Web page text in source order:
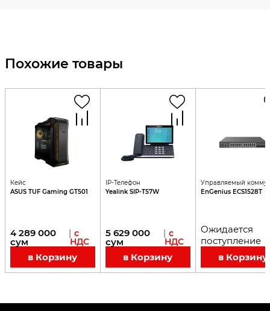
Похожие товары
Кейс
ASUS TUF Gaming GT501
4 289 000
сум
| с
НДС
в Корзину
IP-Телефон
Yealink SIP-T57W
5 629 000
сум
| с
НДС
в Корзину
Управляемый
EnGenius ECS1528T
Ожидается
поступление
в Корзину